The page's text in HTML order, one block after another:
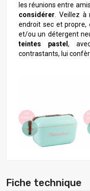
les réunions entre
considérer . Veillez
endroit sec et
et/ou un détergent
teintes pastel ,
contrastants, lui
Fiche technique